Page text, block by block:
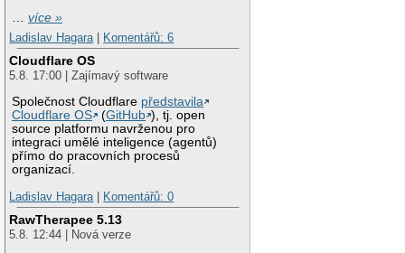
…více »
Ladislav Hagara
Komentářů: 6
Cloudflare OS
5.8. 17:00 | Zajímavý software
Společnost Cloudflare představila
Cloudflare OS
(GitHub ), tj. open
source platformu navrženou pro
integraci umělé inteligence (agentů)
přímo do pracovních procesů
organizací.
Ladislav Hagara
Komentářů: 0
RawTherapee 5.13
5.8. 12:44 | Nová verze